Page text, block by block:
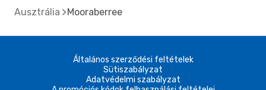
Ausztrália Mooraberree
Általános szerződési feltételek
Sütiszabályzat
Adatvédelmi szabályzat